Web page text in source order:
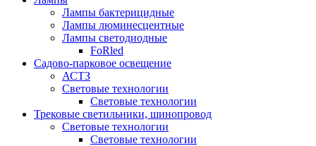
Лампы бактерицидные
Лампы люминесцентные
Лампы светодиодные
FoRled
Садово-парковое освещение
АСТЗ
Световые технологии
Световые технологии
Трековые светильники, шинопровод
Световые технологии
Световые технологии